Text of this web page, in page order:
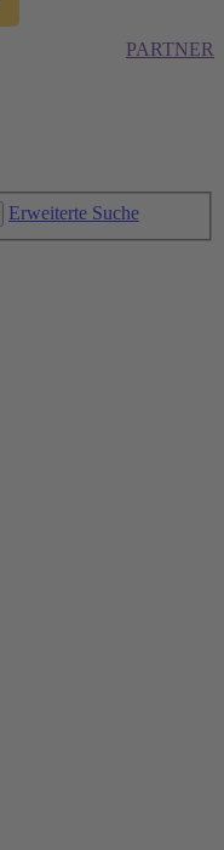
PARTNER
Erweiterte Suche